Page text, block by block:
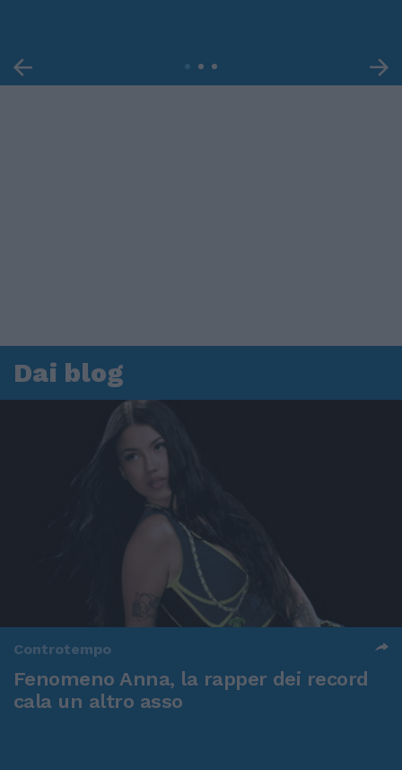
Dai blog
Controtempo
Fenomeno Anna, la rapper dei record
cala un altro asso